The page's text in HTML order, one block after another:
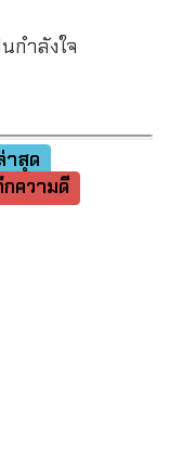
กำลังใจ
าสุด
ความดี